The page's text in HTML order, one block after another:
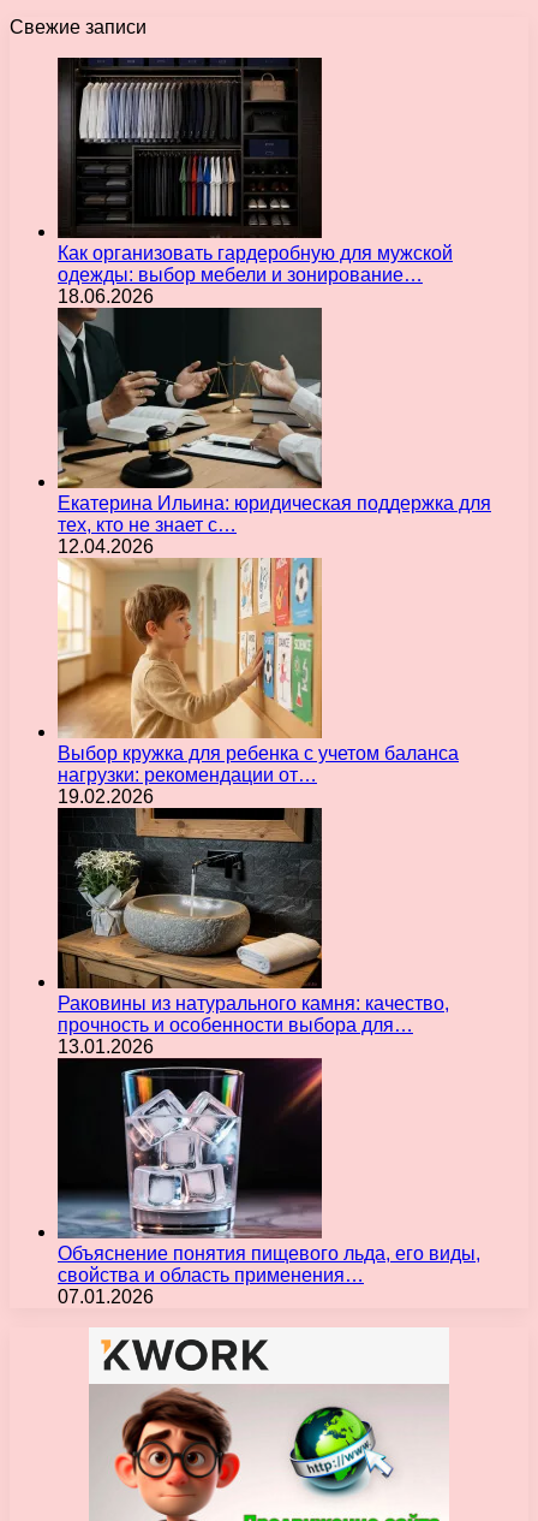
Свежие записи
Как организовать гардеробную для мужской
одежды: выбор мебели и зонирование…
18.06.2026
Екатерина Ильина: юридическая поддержка для
тех, кто не знает с…
12.04.2026
Выбор кружка для ребенка с учетом баланса
нагрузки: рекомендации от…
19.02.2026
Раковины из натурального камня: качество,
прочность и особенности выбора для…
13.01.2026
Объяснение понятия пищевого льда, его виды,
свойства и область применения…
07.01.2026